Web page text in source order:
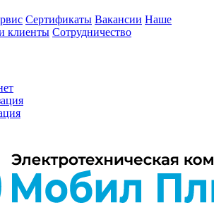
Сертификаты Вакансии Наше
клиенты Сотрудничество